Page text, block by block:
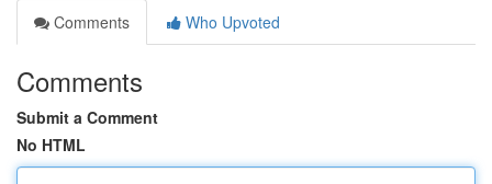
Comments
Who Upvoted
Comments
Submit a Comment
No HTML